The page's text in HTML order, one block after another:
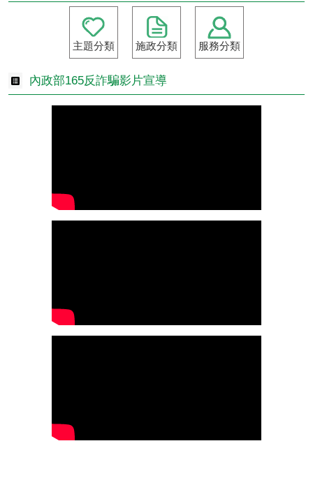
主題分類 施政分類 服務分類
內政部165反詐騙影片宣導